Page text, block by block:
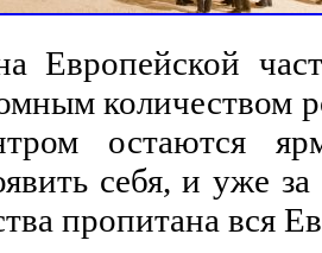
Европейской
количеством
остаются
себя, и уже
пропитана вся